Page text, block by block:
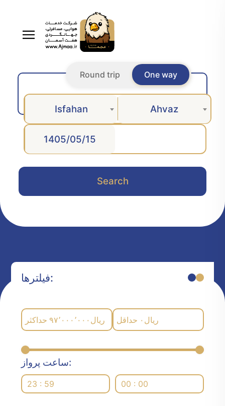
One way
Round trip
Isfahan Ahvaz
Search
فیلترها:
حداکثر ۹۷٬۰۰۰٬۰۰۰ ریال حداقل ۰ ریال
ساعت پرواز:
23 : 59 00 : 00